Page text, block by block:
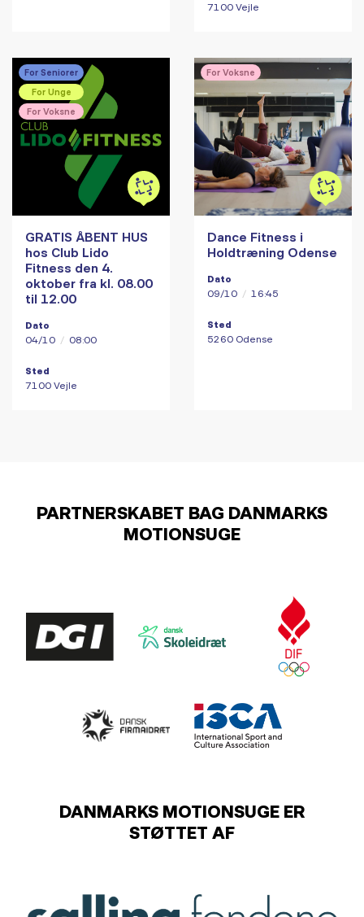
7100 Vejle
For Seniorer
For Unge
For Voksne
GRATIS ÅBENT HUS
hos Club Lido
Fitness den 4.
oktober fra kl. 08.00
til 12.00
Dato
04/10 / 08:00
Sted
7100 Vejle
For Voksne
Dance Fitness i
Holdtræning Odense
Dato
09/10 / 16:45
Sted
5260 Odense
PARTNERSKABET BAG DANMARKS
MOTIONSUGE
DANMARKS MOTIONSUGE ER
STØTTET AF